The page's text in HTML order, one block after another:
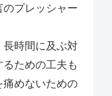
プレッシャー
長時間に及ぶ対
ための工夫も
痛めないための